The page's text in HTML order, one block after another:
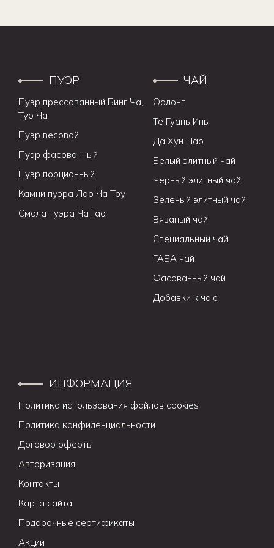
ПУЭР
Пуэр прессованный Бинг Ча,
Туо Ча
Пуэр весовой
Пуэр фасованный
Пуэр порционный
Камни пуэра Лао Ча Тоу
Смола пуэра Ча Гао
ЧАЙ
Оолонг
Те Гуань Инь
Да Хун Пао
Белый элитный чай
Черный элитный чай
Зеленый элитный чай
Вязаный чай
Специальный чай
ГАБА чай
Фасованный чай
Добавки к чаю
ИНФОРМАЦИЯ
Политика использования файлов cookies
Политика конфиденциальности
Договор оферты
Авторизация
Контакты
Карта сайта
Подарочные сертификаты
Акции